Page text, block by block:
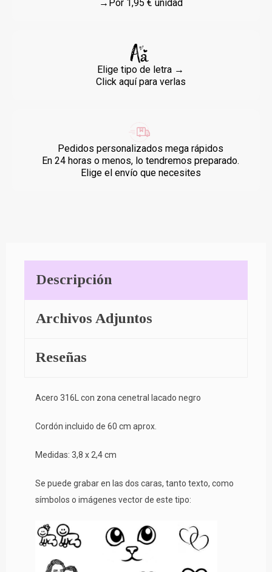
→Por 1,95 € unidad
Elige tipo de letra →
Click aquí para verlas
Pedidos personalizados mega rápidos
En 24 horas o menos, lo tendremos preparado.
Elige el envío que necesites
Descripción
Archivos Adjuntos
Reseñas
Acero 316L con zona cenetral lacado negro
Cordón incluido de 60 cm aprox.
Medidas: 3,8 x 2,4 cm
Se puede grabar en las dos caras, tanto texto, como
símbolos o imágenes vector de este tipo: